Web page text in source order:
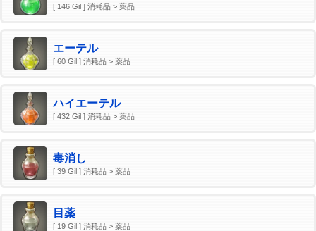
[ 146 Gil ] 消耗品 > 薬品
エーテル
[ 60 Gil ] 消耗品 > 薬品
ハイエーテル
[ 432 Gil ] 消耗品 > 薬品
毒消し
[ 39 Gil ] 消耗品 > 薬品
目薬
[ 19 Gil ] 消耗品 > 薬品